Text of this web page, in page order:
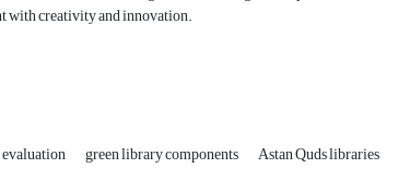
with creativity and innovation.
evaluation green library components Astan Quds libraries